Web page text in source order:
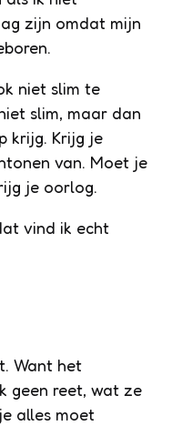
zijn omdat mijn
niet slim te
slim, maar dan
krijg. Krijg je
van. Moet je
je oorlog.
vind ik echt
Want het
geen reet, wat ze
alles moet